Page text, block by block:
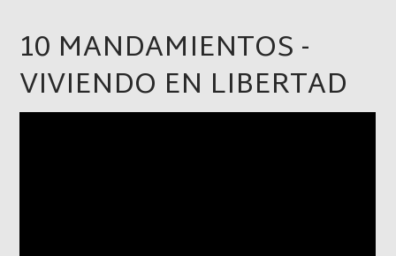
10 MANDAMIENTOS -
VIVIENDO EN LIBERTAD